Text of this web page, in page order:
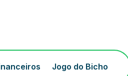
Jogo do Bicho